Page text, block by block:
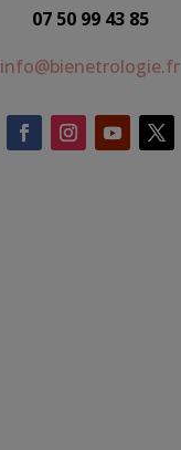
07 50 99 43 85
info@bienetrologie.fr